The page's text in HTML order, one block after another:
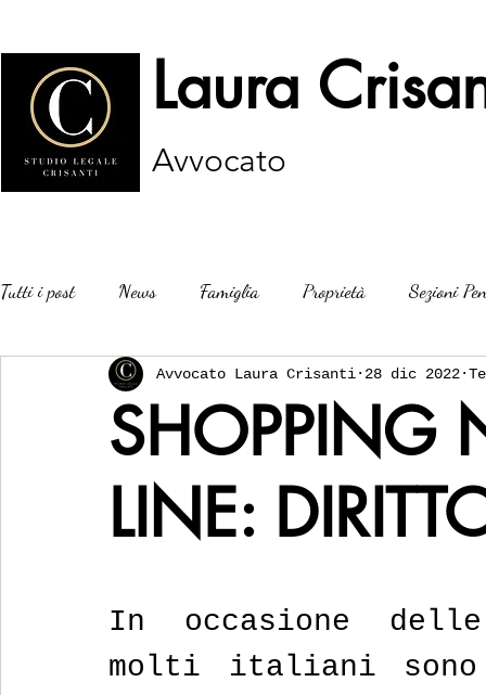
Laura
Avvocato
Tutti i post News Famiglia Proprietà Sezioni
SHOPPING
LINE:
Avvocato Laura Crisanti 28 dic 2022
In occasione
molti italiani